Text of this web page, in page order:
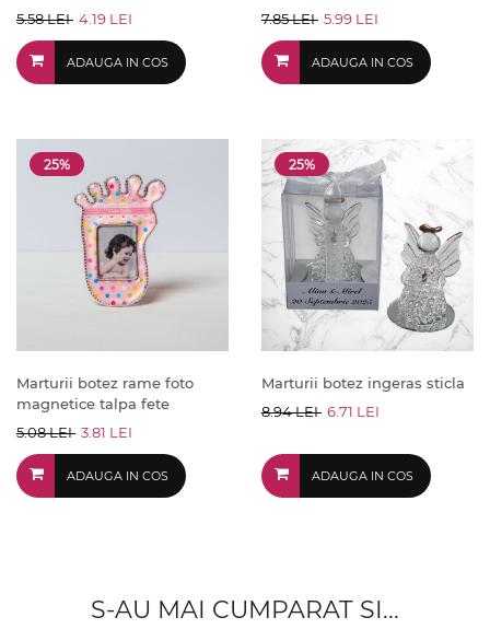
5.58 LEI 4.19 LEI
ADAUGA IN COS
7.85 LEI 5.99 LEI
ADAUGA IN COS
25%
Marturii botez rame foto
magnetice talpa fete
5.08 LEI 3.81 LEI
ADAUGA IN COS
25%
Marturii botez ingeras sticla
8.94 LEI 6.71 LEI
ADAUGA IN COS
S-AU MAI CUMPARAT SI...